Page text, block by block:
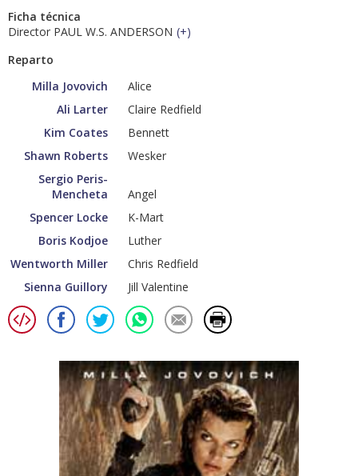
Ficha técnica
Director PAUL W.S. ANDERSON (+)
Reparto
Milla Jovovich
Alice
Ali Larter
Claire Redfield
Kim Coates
Bennett
Shawn Roberts
Wesker
Sergio Peris-
Mencheta
Angel
Spencer Locke
K-Mart
Boris Kodjoe
Luther
Wentworth Miller
Chris Redfield
Sienna Guillory
Jill Valentine